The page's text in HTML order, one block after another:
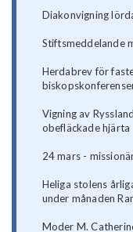
Diakonvigning
Stiftsmeddelande
Herdabrev för
Vigning av
obefläckade hjärta
24 mars -
Heliga stolens
under månaden
Moder M.